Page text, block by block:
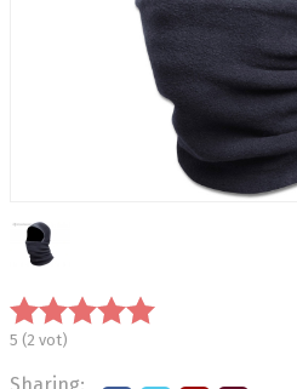
5 (2 vot)